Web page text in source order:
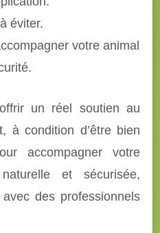
éviter.
votre animal
un réel soutien au
à condition d’être bien
accompagner votre
et sécurisée,
des professionnels